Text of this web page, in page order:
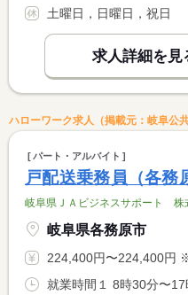
土曜日，日曜日，祝日
求人詳細を見
ハローワーク求人（掲載元：岐阜公
パート・アルバイト
戸配送乗務員（各務
岐阜県ＪＡビジネスサポート 株
岐阜県各務原市
224,400円〜224,400円 ※フルタイム求人の場合は月
就業時間１ 8時30分〜